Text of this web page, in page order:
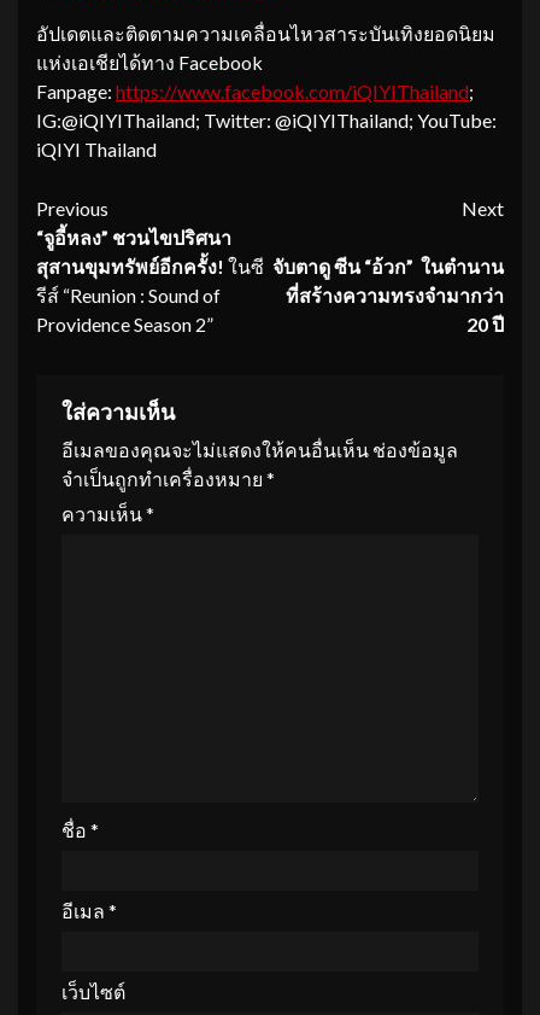
อัปเดตและติดตามความเคลื่อนไหวสาระบันเทิงยอดนิยม
แห่งเอเชียได้ทาง Facebook
Fanpage: https://www.facebook.com/iQIYIThailand;
IG:@iQIYIThailand; Twitter: @iQIYIThailand; YouTube:
iQIYI Thailand
Continue
Reading
Previous
“จูอี้หลง” ชวนไขปริศนา
สุสานขุมทรัพย์อีกครั้ง! ในซี
รีส์ “Reunion : Sound of
Providence Season 2”
Next
จับตาดู ซีน “อ้วก” ในตำนาน
ที่สร้างความทรงจำมากว่า
20 ปี
ใส่ความเห็น
อีเมลของคุณจะไม่แสดงให้คนอื่นเห็น ช่องข้อมูล
จำเป็นถูกทำเครื่องหมาย *
ความเห็น*
ชื่อ *
อีเมล *
เว็บไซต์